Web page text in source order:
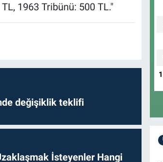
1963 Tribünü: 500 TL."
değişiklik teklifi
İsteyenler Hangi